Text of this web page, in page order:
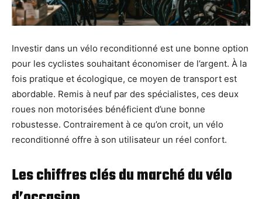
Investir dans un vélo reconditionné est une bonne option
pour les cyclistes souhaitant économiser de l’argent. À la
fois pratique et écologique, ce moyen de transport est
abordable. Remis à neuf par des spécialistes, ces deux
roues non motorisées bénéficient d’une bonne
robustesse. Contrairement à ce qu’on croit, un vélo
reconditionné offre à son utilisateur un réel confort.
Les chiffres clés du marché du vélo